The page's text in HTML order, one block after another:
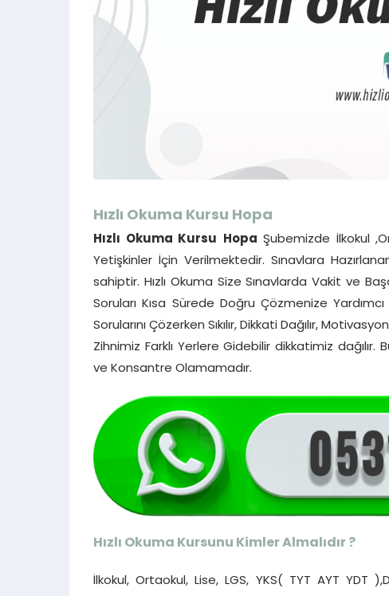
Hızlı Okuma Kursu Hopa
Hızlı Okuma Kursu Hopa Şubemizde İlkokul
Yetişkinler İçin Verilmektedir. Sınavlara
sahiptir. Hızlı Okuma Size Sınavlarda Vakit ve
Soruları Kısa Sürede Doğru Çözmenize
Sorularını Çözerken Sıkılır, Dikkati Dağılır,
Zihnimiz Farklı Yerlere Gidebilir dikkatimiz
ve Konsantre Olamamadır.
Hızlı Okuma Kursunu Kimler Almalıdır ?
İlkokul, Ortaokul, Lise, LGS, YKS( TYT AYT YDT